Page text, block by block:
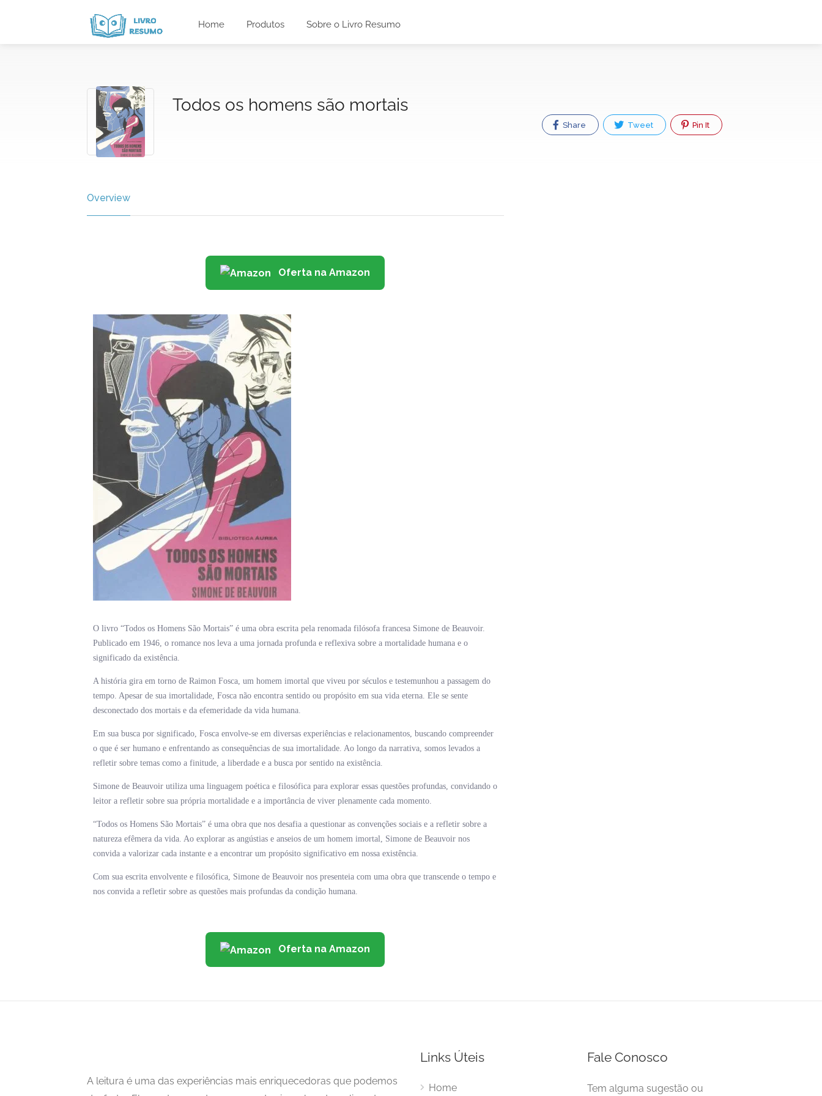
Home Produtos Sobre o Livro Resumo
Todos os homens são mortais
Overview
Oferta na Amazon
O livro “Todos os Homens São Mortais” é uma obra escrita pela renomada filósofa francesa Simone de Beauvoir.
Publicado em 1946, o romance nos leva a uma jornada profunda e reflexiva sobre a mortalidade humana e o
significado da existência.
A história gira em torno de Raimon Fosca, um homem imortal que viveu por séculos e testemunhou a passagem do
tempo. Apesar de sua imortalidade, Fosca não encontra sentido ou propósito em sua vida eterna. Ele se sente
desconectado dos mortais e da efemeridade da vida humana.
Em sua busca por significado, Fosca envolve-se em diversas experiências e relacionamentos, buscando compreender
o que é ser humano e enfrentando as consequências de sua imortalidade. Ao longo da narrativa, somos levados a
refletir sobre temas como a finitude, a liberdade e a busca por sentido na existência.
Simone de Beauvoir utiliza uma linguagem poética e filosófica para explorar essas questões profundas, convidando o
leitor a refletir sobre sua própria mortalidade e a importância de viver plenamente cada momento.
“Todos os Homens São Mortais” é uma obra que nos desafia a questionar as convenções sociais e a refletir sobre a
natureza efêmera da vida. Ao explorar as angústias e anseios de um homem imortal, Simone de Beauvoir nos
convida a valorizar cada instante e a encontrar um propósito significativo em nossa existência.
Com sua escrita envolvente e filosófica, Simone de Beauvoir nos presenteia com uma obra que transcende o tempo e
nos convida a refletir sobre as questões mais profundas da condição humana.
Oferta na Amazon
Share Tweet Pin It
A leitura é uma das experiências mais enriquecedoras que podemos
Links Úteis
Home
Fale Conosco
Tem alguma sugestão ou